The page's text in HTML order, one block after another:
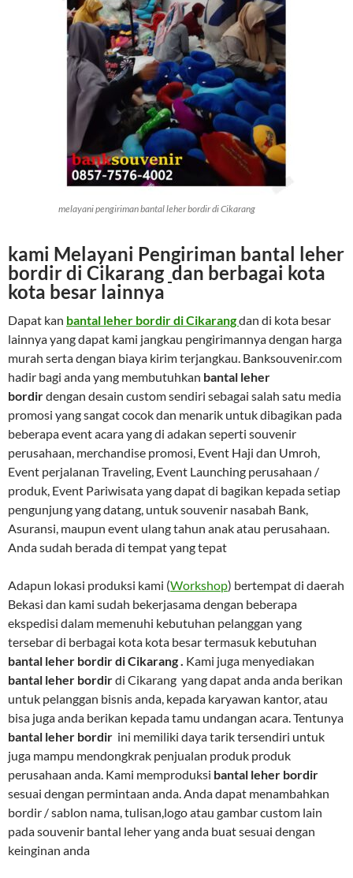
melayani pengiriman bantal leher bordir di Cikarang
kami Melayani Pengiriman bantal leher
bordir di Cikarang dan berbagai kota
kota besar lainnya
Dapat kan bantal leher bordir di Cikarangdan di kota besar
lainnya yang dapat kami jangkau pengirimannya dengan harga
murah serta dengan biaya kirim terjangkau. Banksouvenir.com
hadir bagi anda yang membutuhkan bantal leher
bordirdengan desain custom sendiri sebagai salah satu media
promosi yang sangat cocok dan menarik untuk dibagikan pada
beberapa event acara yang di adakan seperti souvenir
perusahaan, merchandise promosi, Event Haji dan Umroh,
Event perjalanan Traveling, Event Launching perusahaan /
produk, Event Pariwisata yang dapat di bagikan kepada setiap
pengunjung yang datang, untuk souvenir nasabah Bank,
Asuransi, maupun event ulang tahun anak atau perusahaan.
Anda sudah berada di tempat yang tepat
Adapun lokasi produksi kami (Workshop) bertempat di daerah
Bekasi dan kami sudah bekerjasama dengan beberapa
ekspedisi dalam memenuhi kebutuhan pelanggan yang
tersebar di berbagai kota kota besar termasuk kebutuhan
bantal leher bordir di Cikarang . Kami juga menyediakan
bantal leher bordirdi Cikarang yang dapat anda anda berikan
untuk pelanggan bisnis anda, kepada karyawan kantor, atau
bisa juga anda berikan kepada tamu undangan acara. Tentunya
bantal leher bordir ini memiliki daya tarik tersendiri untuk
juga mampu mendongkrak penjualan produk produk
perusahaan anda. Kami memproduksi bantal leher bordir
sesuai dengan permintaan anda. Anda dapat menambahkan
bordir / sablon nama, tulisan,logo atau gambar custom lain
pada souvenir bantal leher yang anda buat sesuai dengan
keinginan anda